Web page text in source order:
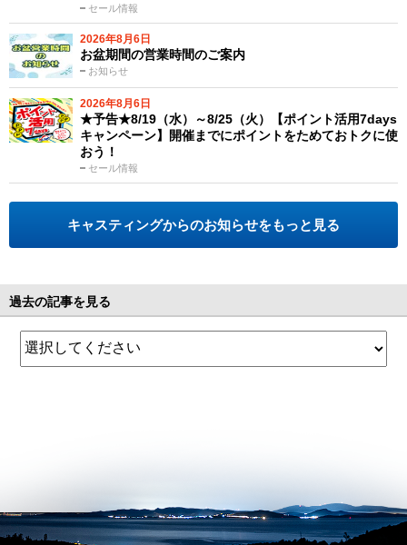
セール情報
2026年8月6日
お知らせ
お盆期間の営業時間のご案内
2026年8月6日
セール情報
★予告★8/19（水）～8/25（火）【ポイント活用7days
キャンペーン】開催までにポイントをためておトクに使
おう！
キャスティングからのお知らせをもっと見る
過去の記事を見る